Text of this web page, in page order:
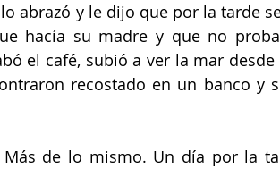
abrazó y le dijo que por la tarde
hacía su madre y que no
el café, subió a ver la mar desde
recostado en un banco y
de lo mismo. Un día por la